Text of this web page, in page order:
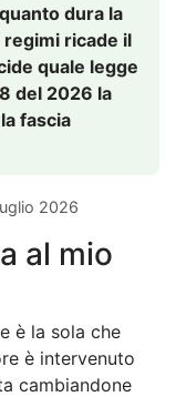
dura la
ricade il
quale legge
del 2026 la
fascia
2026
al mio
è la sola che
è intervenuto
cambiandone